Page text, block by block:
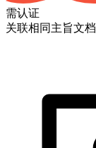
需认证
关联相同主旨文档